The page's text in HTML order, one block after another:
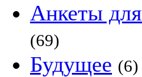
Анкеты
(69)
Будущее (6)